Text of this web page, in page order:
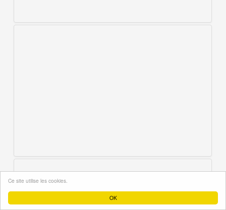
OK
Ce site utilise les cookies.